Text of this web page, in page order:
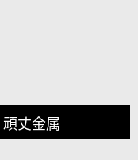
丈金属